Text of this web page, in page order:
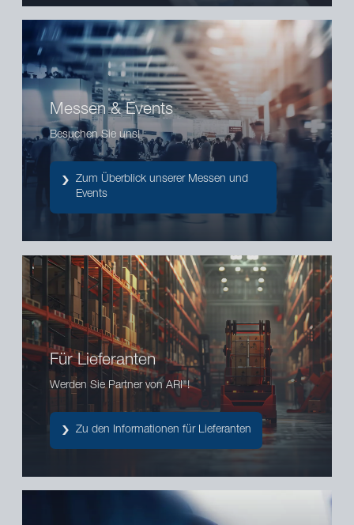
Messen & Events
Besuchen Sie uns!
Zum Überblick unserer Messen und
Events
Für Lieferanten
Werden Sie Partner von ARI®!
Zu den Informationen für Lieferanten